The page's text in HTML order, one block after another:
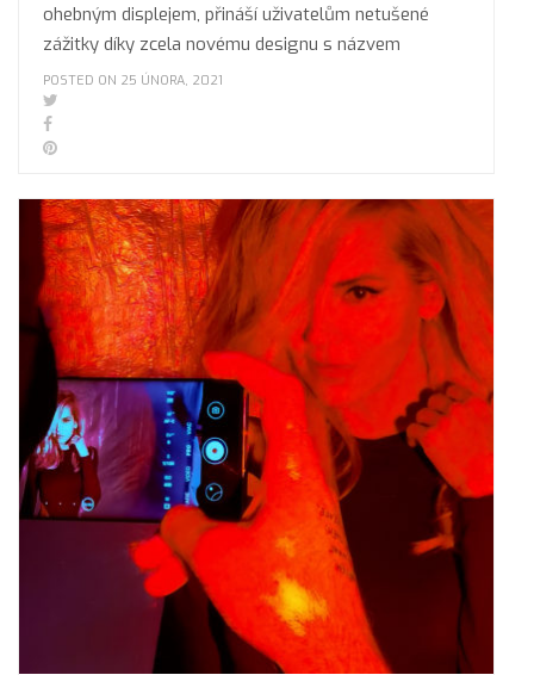
ohebným displejem, přináší uživatelům netušené
zážitky díky zcela novému designu s názvem
POSTED ON 25 ÚNORA, 2021